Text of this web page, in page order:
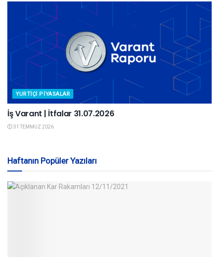
YURTIÇI PIYASALAR
İş Varant | İtfalar 31.07.2026
31 TEMMUZ 2026
Haftanın Popüler Yazıları